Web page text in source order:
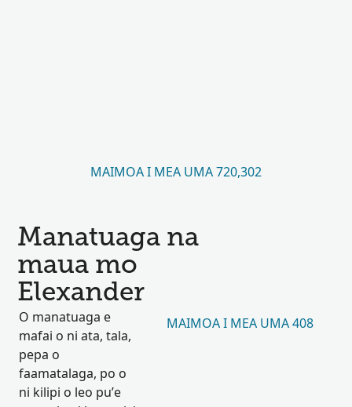
MAIMOA I MEA UMA 720,302
Manatuaga na
maua mo
Elexander
O manatuaga e
mafai o ni ata, tala,
pepa o
faamatalaga, po o
ni kilipi o leo pu’e
MAIMOA I MEA UMA 408